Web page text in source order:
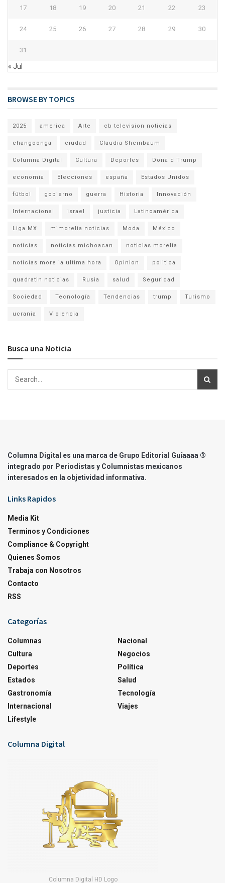
17 18 19 20 21 22 23
24 25 26 27 28 29 30
31
« Jul
BROWSE BY TOPICS
2025 america Arte cb television noticias
changoonga ciudad Claudia Sheinbaum
Columna Digital Cultura Deportes Donald Trump
economia Elecciones españa Estados Unidos
fútbol gobierno guerra Historia Innovación
Internacional israel justicia Latinoamérica
Liga MX mimorelia noticias Moda México
noticias noticias michoacan noticias morelia
noticias morelia ultima hora Opinion politica
quadratin noticias Rusia salud Seguridad
Sociedad Tecnología Tendencias trump Turismo
ucrania Violencia
Busca una Noticia
Columna Digital es una marca de Grupo Editorial Guíaaaa ®
integrado por Periodistas y Columnistas mexicanos
interesados en la objetividad informativa.
Links Rapidos
Media Kit
Terminos y Condiciones
Compliance & Copyright
Quienes Somos
Trabaja con Nosotros
Contacto
RSS
Categorías
Columnas
Cultura
Deportes
Estados
Gastronomía
Internacional
Lifestyle
Nacional
Negocios
Política
Salud
Tecnología
Viajes
Columna Digital
Columna Digital HD Logo